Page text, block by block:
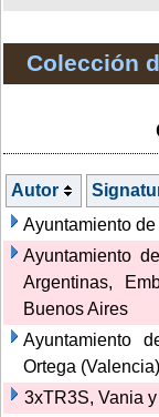
Colección
Autor
Ayuntamiento de
Ayuntamiento
Argentinas,
Buenos Aires
Ayuntamiento
Ortega
3xTR3S, Vania